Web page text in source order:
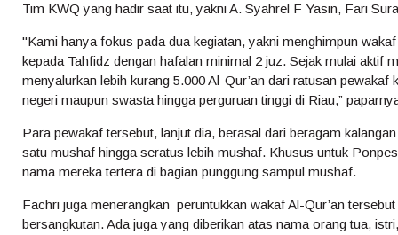
Tim KWQ yang hadir saat itu, yakni A. Syahrel F Yasin, Fari
"Kami hanya fokus pada dua kegiatan, yakni menghimpun
kepada Tahfidz dengan hafalan minimal 2 juz. Sejak mulai aktif
menyalurkan lebih kurang 5.000 Al-Qur’an dari ratusan
negeri maupun swasta hingga perguruan tinggi di Riau,”
Para pewakaf tersebut, lanjut dia, berasal dari beragam
satu mushaf hingga seratus lebih mushaf. Khusus untuk
nama mereka tertera di bagian punggung sampul mushaf.
Fachri juga menerangkan peruntukkan wakaf Al-Qur’an
bersangkutan. Ada juga yang diberikan atas nama orang tua,